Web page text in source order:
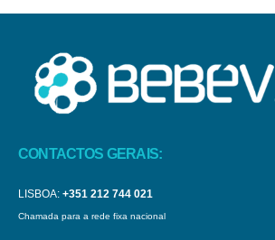
CONTACTOS GERAIS:
LISBOA: +351 212 744 021
Chamada para a rede fixa nacional